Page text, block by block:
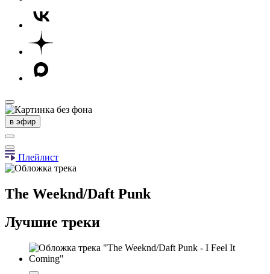
в эфир
Плейлист
The Weeknd/Daft Punk
Лучшие треки